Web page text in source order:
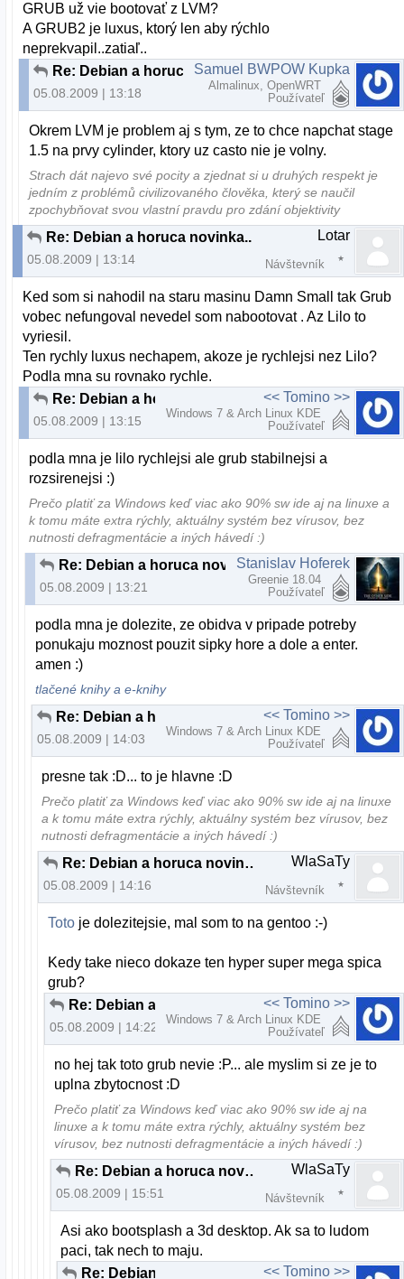
GRUB už vie bootovať z LVM?
A GRUB2 je luxus, ktorý len aby rýchlo
neprekvapil..zatiaľ..
Re: Debian a horuca novinka..
05.08.2009 | 13:18
Samuel BWPOW Kupka
Almalinux, OpenWRT
Používateľ
Okrem LVM je problem aj s tym, ze to chce napchat stage
1.5 na prvy cylinder, ktory uz casto nie je volny.
Strach dát najevo své pocity a zjednat si u druhých respekt je
jedním z problémů civilizovaného člověka, který se naučil
zpochybňovat svou vlastní pravdu pro zdání objektivity
Re: Debian a horuca novinka..
05.08.2009 | 13:14
Lotar
Návštevník
Ked som si nahodil na staru masinu Damn Small tak Grub
vobec nefungoval nevedel som nabootovat . Az Lilo to
vyriesil.
Ten rychly luxus nechapem, akoze je rychlejsi nez Lilo?
Podla mna su rovnako rychle.
Re: Debian a horuca novinka..
05.08.2009 | 13:15
<< Tomino >>
Windows 7 & Arch Linux KDE
Používateľ
podla mna je lilo rychlejsi ale grub stabilnejsi a
rozsirenejsi :)
Prečo platiť za Windows keď viac ako 90% sw ide aj na linuxe a
k tomu máte extra rýchly, aktuálny systém bez vírusov, bez
nutnosti defragmentácie a iných hávedí :)
Re: Debian a horuca novinka..
05.08.2009 | 13:21
Stanislav Hoferek
Greenie 18.04
Používateľ
podla mna je dolezite, ze obidva v pripade potreby
ponukaju moznost pouzit sipky hore a dole a enter.
amen :)
tlačené knihy a e-knihy
05.08.2009 | 14:03
<< Tomino >>
Windows 7 & Arch Linux KDE
Používateľ
presne tak :D... to je hlavne :D
Prečo platiť za Windows keď viac ako 90% sw ide aj na linuxe
a k tomu máte extra rýchly, aktuálny systém bez vírusov, bez
nutnosti defragmentácie a iných hávedí :)
Re: Debian a horuca novinka..
05.08.2009 | 14:16
WlaSaTy
Návštevník
Toto je dolezitejsie, mal som to na gentoo :-)
Kedy take nieco dokaze ten hyper super mega spica
grub?
05.08.2009 | 14:22
<< Tomino >>
Windows 7 & Arch Linux KDE
Používateľ
no hej tak toto grub nevie :P... ale myslim si ze je to
uplna zbytocnost :D
Prečo platiť za Windows keď viac ako 90% sw ide aj na
linuxe a k tomu máte extra rýchly, aktuálny systém bez
vírusov, bez nutnosti defragmentácie a iných hávedí :)
Re: Debian a horuca novinka..
05.08.2009 | 15:51
WlaSaTy
Návštevník
Asi ako bootsplash a 3d desktop. Ak sa to ludom
paci, tak nech to maju.
<< Tomino >>